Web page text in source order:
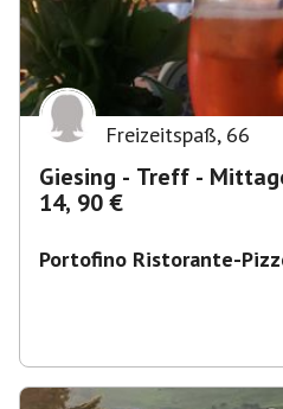
Freizeitspaß, 66
Giesing - Treff -
14, 90 €
Portofino Ristorante-